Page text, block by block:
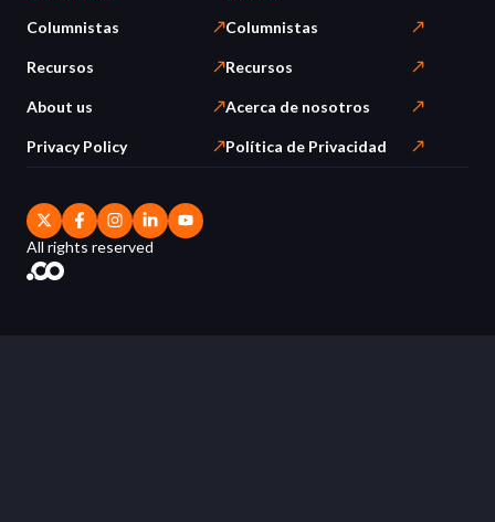
Columnistas
Recursos
About us
Privacy Policy
Columnistas
Recursos
Acerca de nosotros
Política de Privacidad
All rights reserved